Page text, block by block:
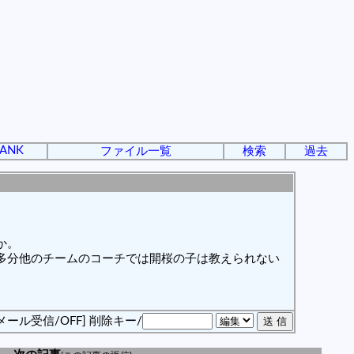
ファイル一覧 検索 過去
他のチームのコーチでは開桜の子は教えられない
ール受信/OFF] 削除キー/